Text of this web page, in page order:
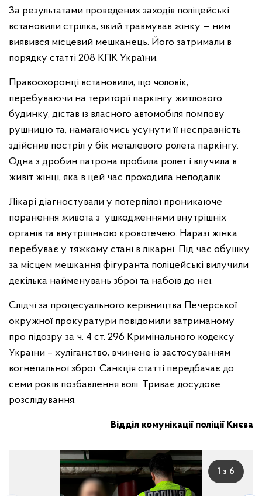
За результатами проведених заходів поліцейські
встановили стрілка, який травмував жінку — ним
виявився місцевий мешканець. Його затримали в
порядку статті 208 КПК України.
Правоохоронці встановили, що чоловік,
перебуваючи на території паркінгу житлового
будинку, дістав із власного автомобіля помпову
рушницю та, намагаючись усунути її несправність
здійснив постріл у бік металевого ролета паркінгу.
Одна з дробин патрона пробила ролет і влучила в
живіт жінці, яка в цей час проходила неподалік.
Лікарі діагностували у потерпілої проникаюче
поранення живота з ушкодженнями внутрішніх
органів та внутрішньою кровотечею. Наразі жінка
перебуває у тяжкому стані в лікарні. Під час обушку
за місцем мешкання фігуранта поліцейські вилучили
декілька найменувань зброї та набоїв до неї.
Слідчі за процесуального керівництва Печерської
окружної прокуратури повідомили затриманому
про підозру за ч. 4 ст. 296 Кримінального кодексу
України – хуліганство, вчинене із застосуванням
вогнепальної зброї. Санкція статті передбачає до
семи років позбавлення волі. Триває досудове
розслідування.
Відділ комунікації поліції Києва
1 з 6